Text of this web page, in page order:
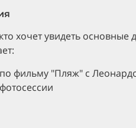
хочет увидеть основные
фильму "Пляж" с